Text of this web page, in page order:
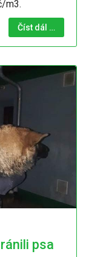
m3.
Číst dál …
psa